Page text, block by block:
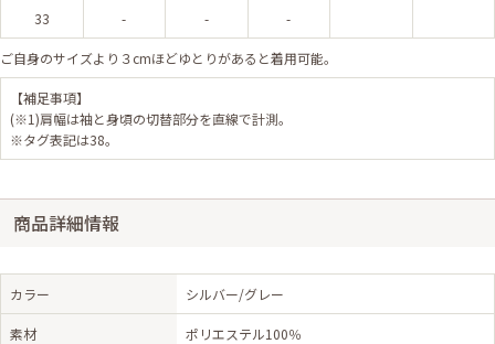
33 - - -
ご自身のサイズより３cmほどゆとりがあると着用可能。
【補足事項】
(※1)肩幅は袖と身頃の切替部分を直線で計測。
※タグ表記は38。
商品詳細情報
カラー シルバー/グレー
素材 ポリエステル100％